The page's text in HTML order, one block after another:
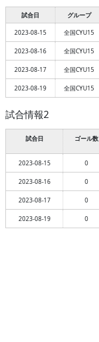
試合日 グループ
2023-08-15 全国CYU15
2023-08-16 全国CYU15
2023-08-17 全国CYU15
2023-08-19 全国CYU15
試合情報2
試合日 ゴール数
2023-08-15 0
2023-08-16 0
2023-08-17 0
2023-08-19 0